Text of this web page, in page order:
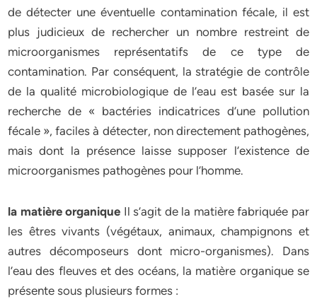
de détecter une éventuelle contamination fécale, il est
plus judicieux de rechercher un nombre restreint de
microorganismes représentatifs de ce type de
contamination. Par conséquent, la stratégie de contrôle
de la qualité microbiologique de l’eau est basée sur la
recherche de « bactéries indicatrices d’une pollution
fécale », faciles à détecter, non directement pathogènes,
mais dont la présence laisse supposer l’existence de
microorganismes pathogènes pour l’homme.
la matière organique Il s’agit de la matière fabriquée par
les êtres vivants (végétaux, animaux, champignons et
autres décomposeurs dont micro-organismes). Dans
l’eau des fleuves et des océans, la matière organique se
présente sous plusieurs formes :